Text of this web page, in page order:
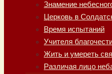
Знамение
Церковь в
Время испытаний
Учителя
Жить и умереть
Различая лицо